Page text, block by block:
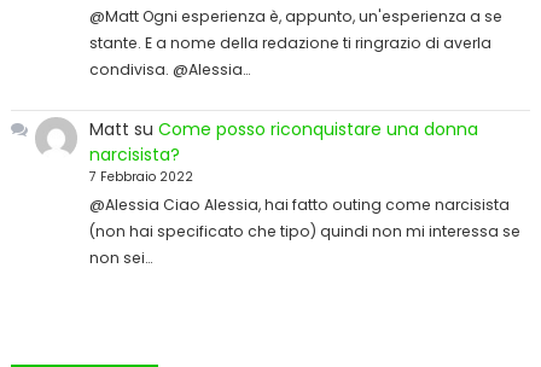
@Matt Ogni esperienza è, appunto, un'esperienza a se
stante. E a nome della redazione ti ringrazio di averla
condivisa. @Alessia…
Matt suCome posso riconquistare una donna
narcisista?
7 Febbraio 2022
@Alessia Ciao Alessia, hai fatto outing come narcisista
(non hai specificato che tipo) quindi non mi interessa se
non sei…